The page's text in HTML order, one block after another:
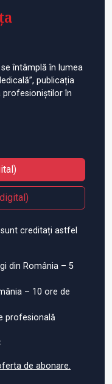
întâmplă în lumea
publicația
profesioniștilor în
creditați astfel
din România – 5
– 10 ore de
profesională
de abonare.